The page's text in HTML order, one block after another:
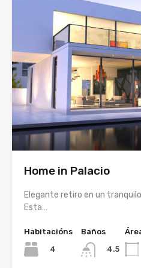
Home in Palacio
Elegante retiro en un
Esta…
Habitacións
4
Baños
4.5